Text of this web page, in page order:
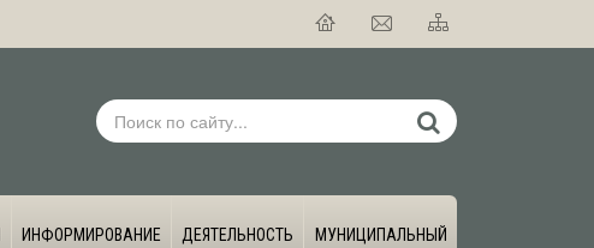
ИНФОРМИРОВАНИЕ
ДЕЯТЕЛЬНОСТЬ
МУНИЦИПАЛЬНЫЙ